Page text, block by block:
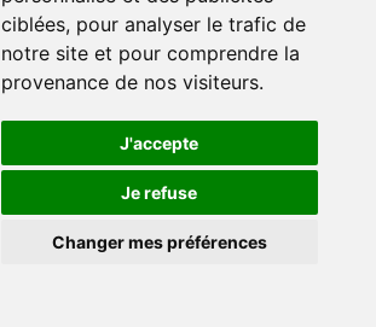
ciblées, pour analyser le trafic de
notre site et pour comprendre la
provenance de nos visiteurs.
J'accepte
Je refuse
Changer mes préférences